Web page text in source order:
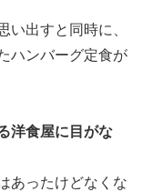
い出すと同時に、
ハンバーグ定食が
洋食屋に目がな
あったけどなくな